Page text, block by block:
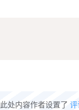
此处内容作者设置了